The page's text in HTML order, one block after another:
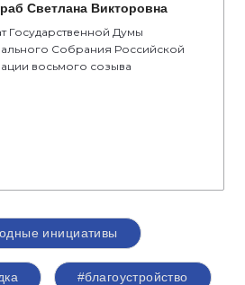
Светлана Викторовна
Государственной Думы
Собрания Российской
восьмого созыва
инициативы
#благоустройство